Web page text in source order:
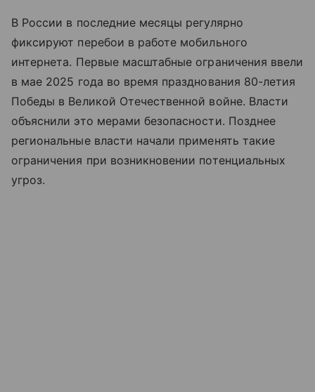
В России в последние месяцы регулярно
фиксируют перебои в работе мобильного
интернета. Первые масштабные ограничения ввели
в мае 2025 года во время празднования 80-летия
Победы в Великой Отечественной войне. Власти
объяснили это мерами безопасности. Позднее
региональные власти начали применять такие
ограничения при возникновении потенциальных
угроз.